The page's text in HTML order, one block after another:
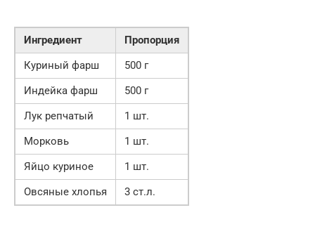
Ингредиент
Пропорция
Куриный фарш
500 г
Индейка фарш
500 г
Лук репчатый
1 шт.
Морковь
1 шт.
Яйцо куриное
1 шт.
Овсяные хлопья
3 ст.л.